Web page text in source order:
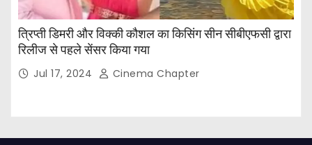
त्रिप्ती डिमरी और विक्की कौशल का किसिंग सीन सीबीएफसी द्वारा
रिलीज से पहले सेंसर किया गया
Jul 17, 2024 Cinema Chapter